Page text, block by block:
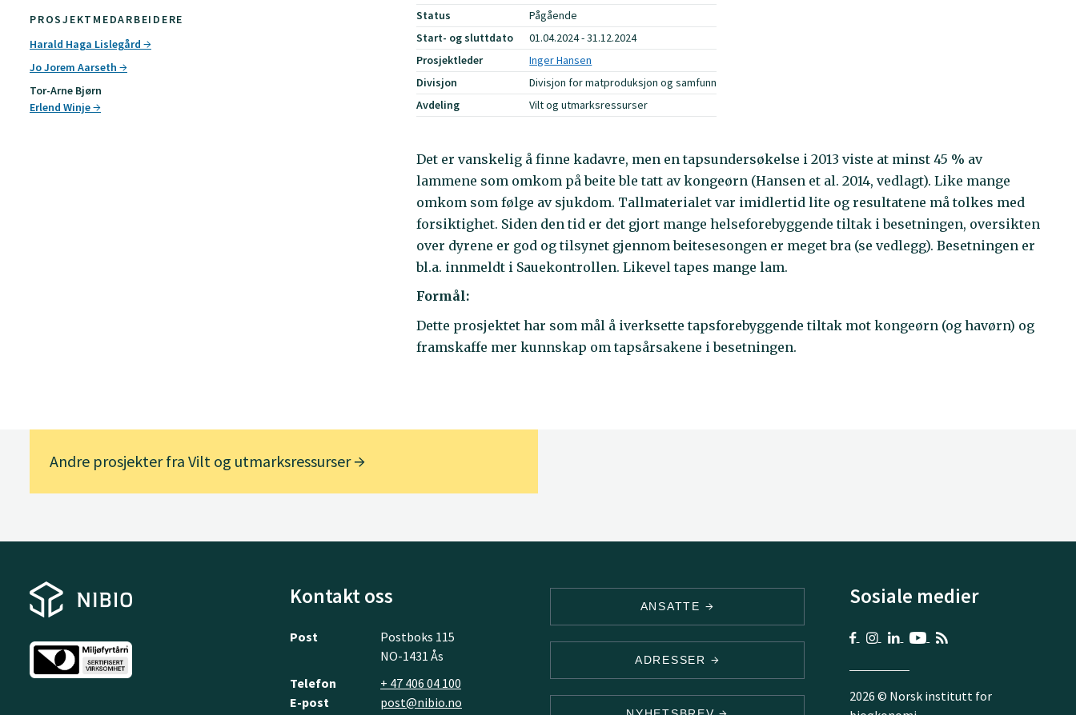
PROSJEKTMEDARBEIDERE
Harald Haga Lislegård
Jo Jorem Aarseth
Tor-Arne Bjørn
Erlend Winje
Status
Pågående
Start- og sluttdato
01.04.2024 - 31.12.2024
Prosjektleder
Inger Hansen
Divisjon
Divisjon for matproduksjon og samfunn
Avdeling
Vilt og utmarksressurser
Det er vanskelig å finne kadavre, men en tapsundersøkelse i 2013 viste at minst 45 % av
lammene som omkom på beite ble tatt av kongeørn (Hansen et al. 2014, vedlagt). Like mange
omkom som følge av sjukdom. Tallmaterialet var imidlertid lite og resultatene må tolkes med
forsiktighet. Siden den tid er det gjort mange helseforebyggende tiltak i besetningen, oversikten
over dyrene er god og tilsynet gjennom beitesesongen er meget bra (se vedlegg). Besetningen er
bl.a. innmeldt i Sauekontrollen. Likevel tapes mange lam.
Formål:
Dette prosjektet har som mål å iverksette tapsforebyggende tiltak mot kongeørn (og havørn) og
framskaffe mer kunnskap om tapsårsakene i besetningen.
Andre prosjekter fra Vilt og utmarksressurser
Kontakt oss
Post
Postboks 115
NO-1431 Ås
Telefon
+ 47 406 04 100
E-post
post@nibio.no
ANSATTE
ADRESSER
Sosiale medier
2026 © Norsk institutt for